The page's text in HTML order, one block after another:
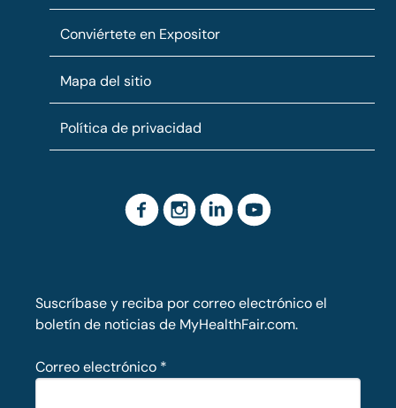
Conviértete en Expositor
Mapa del sitio
Política de privacidad
Suscríbase y reciba por correo electrónico el
boletín de noticias de MyHealthFair.com.
Correo electrónico *